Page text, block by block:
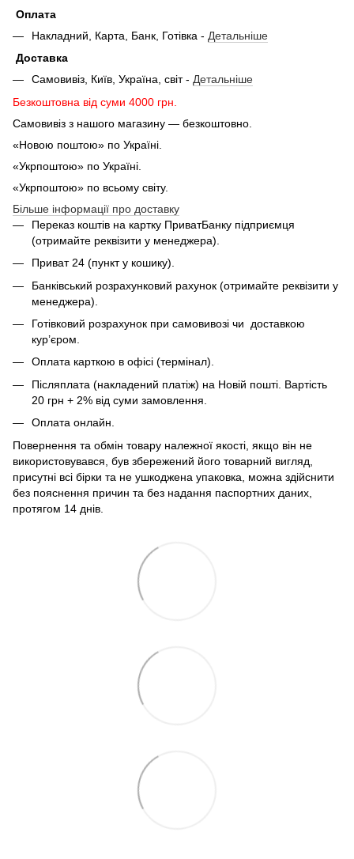
Оплата
Накладний, Карта, Банк, Готівка - Детальніше
Доставка
Самовивіз, Київ, Україна, світ - Детальніше
Безкоштовна від суми 4000 грн.
Самовивіз з нашого магазину — безкоштовно.
«Новою поштою» по Україні.
«Укрпоштою» по Україні.
«Укрпоштою» по всьому світу.
Більше інформації про доставку
Переказ коштів на картку ПриватБанку підприємця
(отримайте реквізити у менеджера).
Приват 24 (пункт у кошику).
Банківський розрахунковий рахунок (отримайте реквізити у
менеджера).
Готівковий розрахунок при самовивозі чи доставкою
кур’єром.
Оплата карткою в офісі (термінал).
Післяплата (накладений платіж) на Новій пошті. Вартість
20 грн + 2% від суми замовлення.
Оплата онлайн.
Повернення та обмін товару належної якості, якщо він не
використовувався, був збережений його товарний вигляд,
присутні всі бірки та не ушкоджена упаковка, можна здійснити
без пояснення причин та без надання паспортних даних,
протягом 14 днів.